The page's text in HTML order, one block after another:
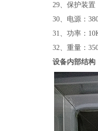
29 、保护装
30 、电源：
31
、功率：
32 、重量：
设备内部结构